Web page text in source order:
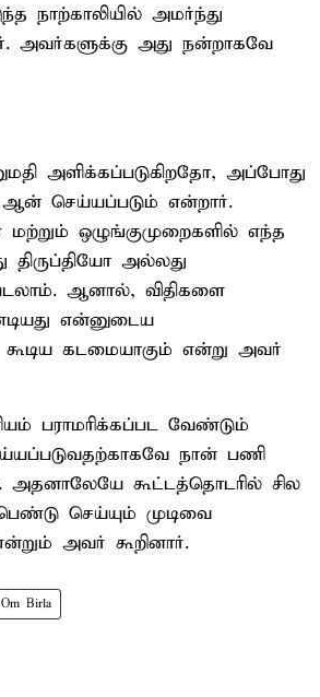
நாற்காலியில் அமர்ந்து
அவர்களுக்கு அது நன்றாகவே
அளிக்கப்படுகிறதோ, அப்போது
செய்யப்படும் என்றார்.
ஒழுங்குமுறைகளில் எந்த
திருப்தியோ அல்லது
ஆனால், விதிகளை
என்னுடைய
கூடிய கடமையாகும் என்று அவர்
பராமரிக்கப்பட வேண்டும்
நான் பணி
அதனாலேயே கூட்டத்தொடரில் சில
செய்யும் முடிவை
அவர் கூறினார்.
Om Birla